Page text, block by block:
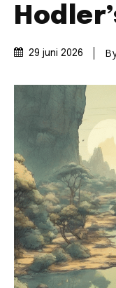
29 juni 2026